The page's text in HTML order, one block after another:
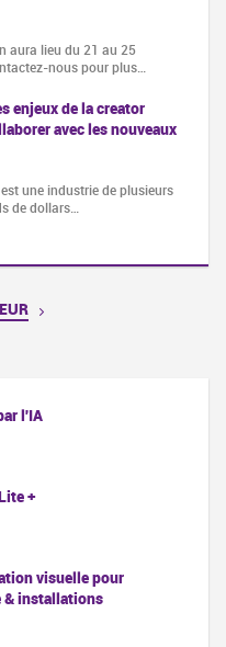
aura lieu du 21 au 25
nous pour plus…
enjeux de la creator
avec les nouveaux
une industrie de plusieurs
de dollars…
l'IA
+
visuelle pour
& installations